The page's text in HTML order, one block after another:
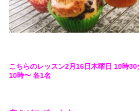
こちらのレッスン2月16日木曜日 10時
10時〜 各1名